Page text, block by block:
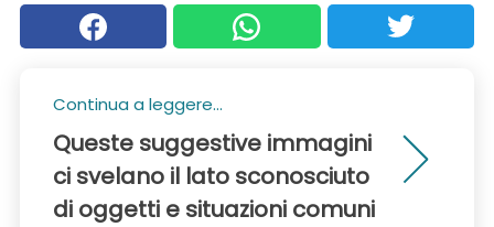
Continua a leggere...
Queste suggestive immagini
ci svelano il lato sconosciuto
di oggetti e situazioni comuni